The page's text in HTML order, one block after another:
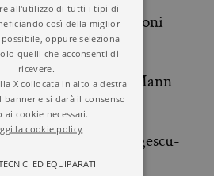
Giovanni Garroni
Murray Gell-Mann
Nicholas Georgescu-
Roegen
all'utilizzo di tutti i tipi di
così della miglior
possibile, oppure seleziona
quelli che acconsenti di
ricevere.
X collocata in alto a destra
banner e si darà il consenso
ai cookie necessari.
la cookie policy
ED EQUIPARATI